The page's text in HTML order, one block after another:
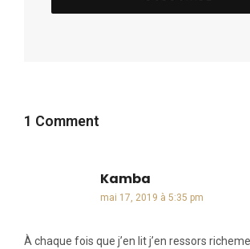
1 Comment
Kamba
mai 17, 2019 à 5:35 pm
À chaque fois que j’en lit j’en ressors